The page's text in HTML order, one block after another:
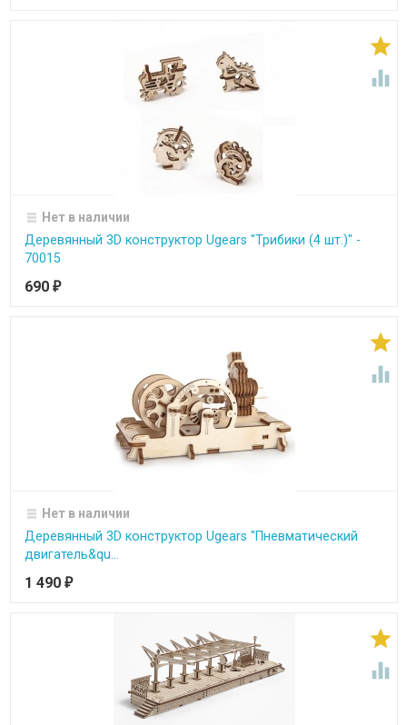


Нет в наличии
Деревянный 3D конструктор Ugears "Трибики (4 шт.)" -
70015
690 ₽


Нет в наличии
Деревянный 3D конструктор Ugears "Пневматический
двигатель&qu...
1 490 ₽

